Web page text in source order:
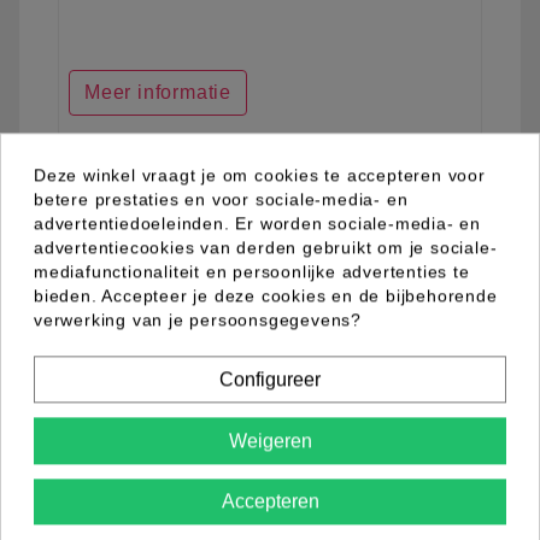
Meer informatie
Deze winkel vraagt je om cookies te accepteren voor
betere prestaties en voor sociale-media- en
advertentiedoeleinden. Er worden sociale-media- en
advertentiecookies van derden gebruikt om je sociale-
mediafunctionaliteit en persoonlijke advertenties te
bieden. Accepteer je deze cookies en de bijbehorende
verwerking van je persoonsgegevens?
Configureer
Weigeren
Accepteren